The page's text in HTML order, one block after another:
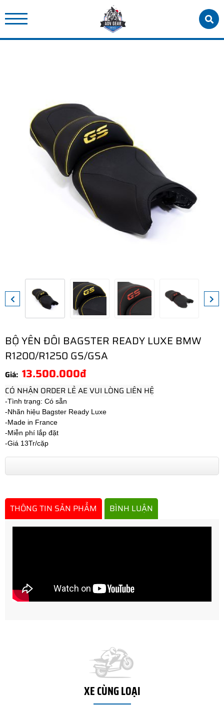
BỘ YÊN ĐÔI BAGSTER READY LUXE BMW
R1200/R1250 GS/GSA
Giá: 13.500.000đ
CÓ NHẬN ORDER LẺ AE VUI LÒNG LIÊN HỆ
-Tình trạng: Có sẵn
-Nhãn hiệu Bagster Ready Luxe
-Made in France
-Miễn phí lắp đặt
-Giá 13Tr/cặp
THÔNG TIN SẢN PHẨM BÌNH LUẬN
XE CÙNG LOẠI